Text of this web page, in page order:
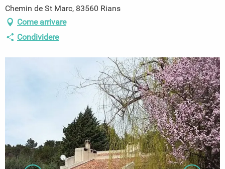
Chemin de St Marc, 83560 Rians
Come arrivare
Condividere